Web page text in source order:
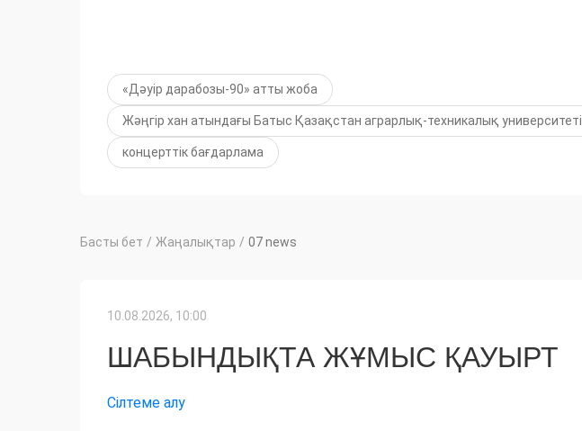
«Дәуір дарабозы-90» атты жоба
Жәңгір хан атындағы Батыс Қазақстан аграрлық-техникалық университеті
концерттік бағдарлама
Басты бет / Жаңалықтар / 07 news
10.08.2026, 10:00
ШАБЫНДЫҚТА ЖҰМЫС ҚАУЫРТ
Сілтеме алу